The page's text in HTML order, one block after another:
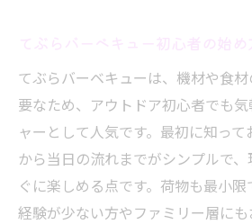
てぶらバーベキューは、機材や食
要なため、アウトドア初心者でも
ャーとして人気です。最初に知っ
から当日の流れまでがシンプルで
ぐに楽しめる点です。荷物も最小
経験が少ない方やファミリー層にも